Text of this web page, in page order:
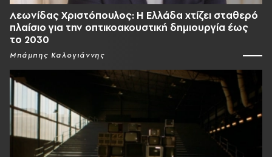
Λεωνίδας Χριστόπουλος: Η Ελλάδα χτίζει σταθερό
πλαίσιο για την οπτικοακουστική δημιουργία έως
το 2030
Μπάμπης Καλογιάννης